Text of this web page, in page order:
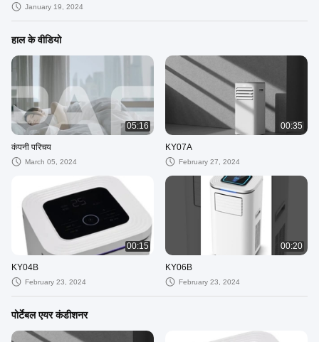
January 19, 2024
हाल के वीडियो
05:16
कंपनी परिचय
March 05, 2024
00:35
KY07A
February 27, 2024
00:15
KY04B
February 23, 2024
00:20
KY06B
February 23, 2024
पोर्टेबल एयर कंडीशनर